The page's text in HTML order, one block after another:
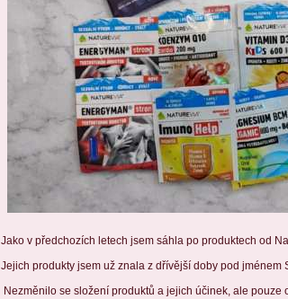
Jako v předchozích letech jsem sáhla po produktech od
Jejich produkty jsem už znala z dřívější doby pod jménem
Nezměnilo se složení produktů a jejich účinek, ale pouze